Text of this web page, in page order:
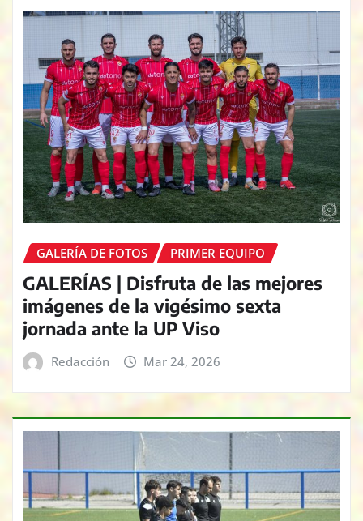
GALERÍA DE FOTOS PRIMER EQUIPO
GALERÍAS | Disfruta de las mejores
imágenes de la vigésimo sexta
jornada ante la UP Viso
Redacción Mar 24, 2026